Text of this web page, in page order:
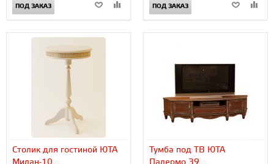
ПОД ЗАКАЗ ПОД ЗАКАЗ
Столик для гостиной ЮТА
Тумба под TВ ЮТА